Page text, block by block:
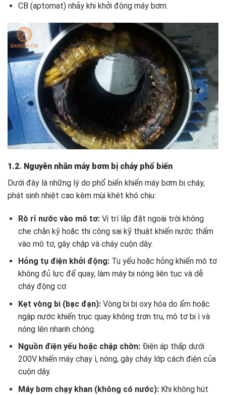
CB (aptomat) nhảy khi khởi động máy bơm.
1.2. Nguyên nhân máy bơm bị cháy phổ biến
Dưới đây là những lý do phổ biến khiến máy bơm bị cháy,
phát sinh nhiệt cao kèm mùi khét khó chịu:
Rò rỉ nước vào mô tơ: Vị trí lắp đặt ngoài trời không
che chắn kỹ hoặc thi công sai kỹ thuật khiến nước thấm
vào mô tơ, gây chập và cháy cuộn dây.
Hỏng tụ điện khởi động: Tụ yếu hoặc hỏng khiến mô tơ
không đủ lực để quay, làm máy bị nóng liên tục và dễ
cháy động cơ.
Kẹt vòng bi (bạc đạn): Vòng bi bị oxy hóa do ẩm hoặc
ngập nước khiến trục quay không trơn tru, mô tơ bị ì và
nóng lên nhanh chóng.
Nguồn điện yếu hoặc chập chờn: Điện áp thấp dưới
200V khiến máy chạy ì, nóng, gây cháy lớp cách điện của
cuộn dây.
Máy bơm chạy khan (không có nước): Khi không hút